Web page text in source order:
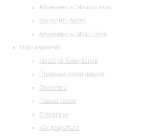
Абонементы Малого зала
Как купить билет
Абонементы Музитория
О филармонии
Маэстро Темирканов
Правовая информация
Оркестры
Планы залов
Структура
Как добраться